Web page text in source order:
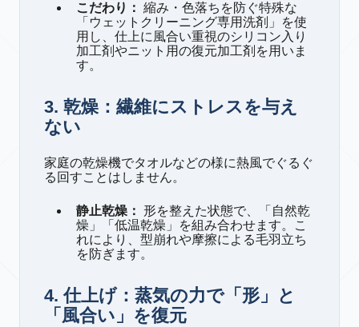
こだわり： 縮み・色落ちを防ぐ特殊な
「ウェットクリーニング専用洗剤」を使
用し、仕上に風合い重視のシリコン入り
加工剤やニット用の復元加工剤を用いま
す。
3. 乾燥：繊維にストレスを与え
ない
家庭の乾燥機でタオルなどの様に熱風でぐるぐ
る回すことはしません。
静止乾燥： 形を整えた状態で、「自然乾
燥」「低温乾燥」を組み合わせます。こ
れにより、型崩れや摩擦による毛羽立ち
を防ぎます。
4. 仕上げ：蒸気の力で「形」と
「風合い」を復元